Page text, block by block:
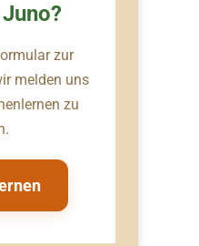
zur
melden uns
zu